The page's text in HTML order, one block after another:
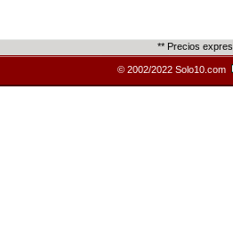
** Precios
© 2002/2022 Solo10.com